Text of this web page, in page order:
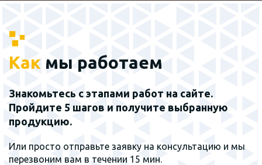
Как мы работаем
Знакомьтесь с этапами работ на сайте.
Пройдите 5 шагов и получите выбранную
продукцию.
Или просто отправьте заявку на консультацию и мы
перезвоним вам в течении 15 мин.